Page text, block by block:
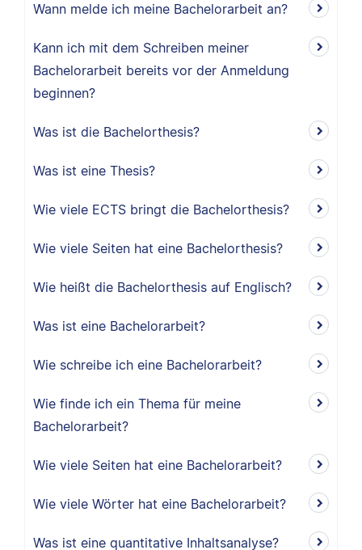
Wann melde ich meine Bachelorarbeit an?
Kann ich mit dem Schreiben meiner
Bachelorarbeit bereits vor der Anmeldung
beginnen?
Was ist die Bachelorthesis?
Was ist eine Thesis?
Wie viele ECTS bringt die Bachelorthesis?
Wie viele Seiten hat eine Bachelorthesis?
Wie heißt die Bachelorthesis auf Englisch?
Was ist eine Bachelorarbeit?
Wie schreibe ich eine Bachelorarbeit?
Wie finde ich ein Thema für meine
Bachelorarbeit?
Wie viele Seiten hat eine Bachelorarbeit?
Wie viele Wörter hat eine Bachelorarbeit?
Was ist eine quantitative Inhaltsanalyse?